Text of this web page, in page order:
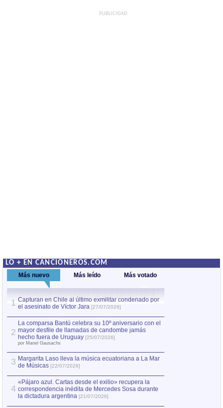
PUBLICIDAD
LO + EN CANCIONEROS.COM
Más nuevo Más leído Más votado
1 Capturan en Chile al último exmilitar condenado por
el asesinato de Víctor Jara [27/07/2026]
2
La comparsa Bantú celebra su 10º aniversario con el
mayor desfile de llamadas de candombe jamás
hecho fuera de Uruguay [25/07/2026]
por Manel Gausachs
3 Margarita Laso lleva la música ecuatoriana a La Mar
de Músicas [22/07/2026]
4
«Pájaro azul. Cartas desde el exilio» recupera la
correspondencia inédita de Mercedes Sosa durante
la dictadura argentina [21/07/2026]